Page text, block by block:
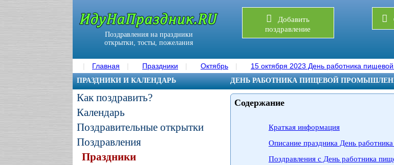
Поздравления на праздники
открытки, тосты, пожелания
Добавить
поздравление
Главная Праздники Октябрь 15 октября 2023 День работника
ПРАЗДНИКИ И КАЛЕНДАРЬ
Как поздравить?
Календарь
Поздравительные открытки
Поздравления
Праздники
ДЕНЬ РАБОТНИКА ПИЩЕВОЙ
Содержание
Краткая информация
Описание праздника День
Поздравления с День работника